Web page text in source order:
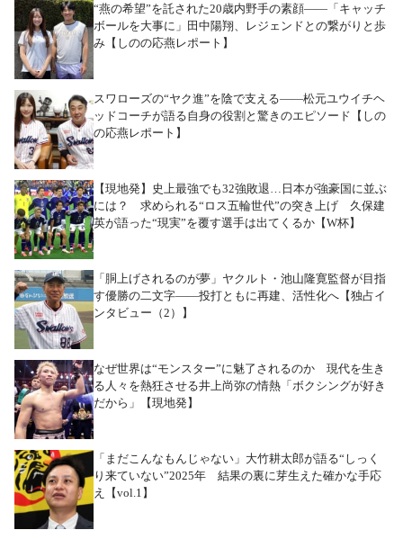
“燕の希望”を託された20歳内野手の素顔――「キャッチ
ボールを大事に」田中陽翔、レジェンドとの繋がりと歩
み【しのの応燕レポート】
スワローズの“ヤク進”を陰で支える――松元ユウイチヘ
ッドコーチが語る自身の役割と驚きのエピソード【しの
の応燕レポート】
【現地発】史上最強でも32強敗退…日本が強豪国に並ぶ
には？ 求められる“ロス五輪世代”の突き上げ 久保建
英が語った“現実”を覆す選手は出てくるか【W杯】
「胴上げされるのが夢」ヤクルト・池山隆寛監督が目指
す優勝の二文字――投打ともに再建、活性化へ【独占イ
ンタビュー（2）】
なぜ世界は“モンスター”に魅了されるのか 現代を生き
る人々を熱狂させる井上尚弥の情熱「ボクシングが好き
だから」【現地発】
「まだこんなもんじゃない」大竹耕太郎が語る“しっく
り来ていない”2025年 結果の裏に芽生えた確かな手応
え【vol.1】